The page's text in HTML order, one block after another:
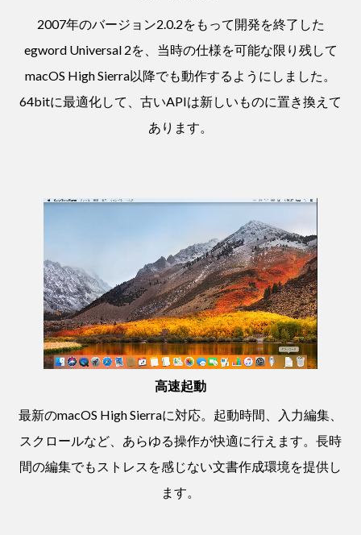
2007年のバージョン2.0.2をもって開発を終了した
egword Universal 2を、当時の仕様を可能な限り残して
macOS High Sierra以降でも動作するようにしました。
64bitに最適化して、古いAPIは新しいものに置き換えて
あります。
高速起動
最新のmacOS High Sierraに対応。起動時間、入力編集、
スクロールなど、あらゆる操作が快適に行えます。長時
間の編集でもストレスを感じない文書作成環境を提供し
ます。